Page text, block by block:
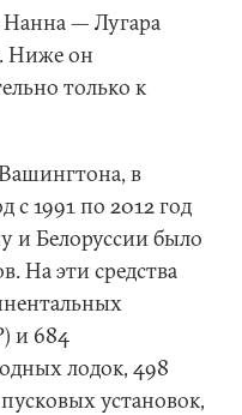
— Лугара
Ниже он
только к
в
1991 по 2012 год
и Белоруссии было
На эти средства
и 684
лодок, 498
установок,